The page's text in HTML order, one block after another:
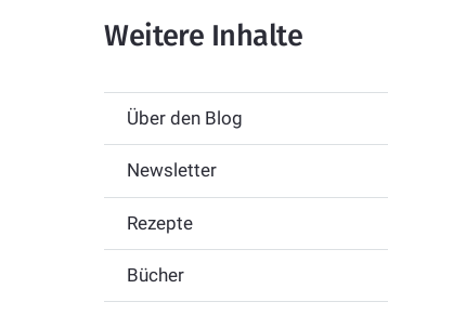
Weitere Inhalte
Über den Blog
Newsletter
Rezepte
Bücher